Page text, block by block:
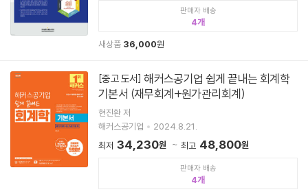
판매자 배송
4
새상품 36,000원
[중고 도서] 해커스공기업 쉽게 끝내는 회계학
기본서 (재무회계+원가관리회계)
현진환 저
해커스공기업
2024.8.21.
최저 34,230원 최고 48,800원
판매자 배송
4